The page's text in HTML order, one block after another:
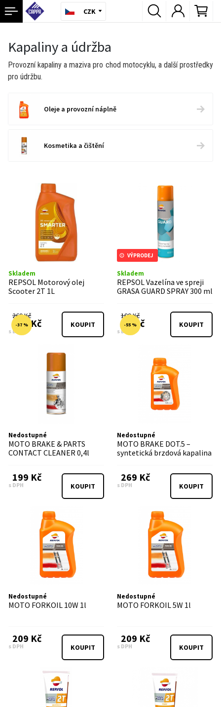
CZK
Kapaliny a údržba
Provozní kapaliny a maziva pro chod motocyklu, a další prostředky
pro údržbu.
Oleje a provozní náplně
Kosmetika a čištění
Skladem
REPSOL Motorový olej
Scooter 2T 1L
269 Kč
169 Kč
-37 %
s DPH
KOUPIT
VÝPRODEJ
Skladem
REPSOL Vazelína ve spreji
GRASA GUARD SPRAY 300 ml
199 Kč
89 Kč
-55 %
s DPH
KOUPIT
Nedostupné
MOTO BRAKE & PARTS
CONTACT CLEANER 0,4l
199 Kč
s DPH KOUPIT
Nedostupné
MOTO BRAKE DOT.5 –
syntetická brzdová kapalina
269 Kč
s DPH KOUPIT
Nedostupné
MOTO FORKOIL 10W 1l
209 Kč
s DPH KOUPIT
Nedostupné
MOTO FORKOIL 5W 1l
209 Kč
s DPH KOUPIT